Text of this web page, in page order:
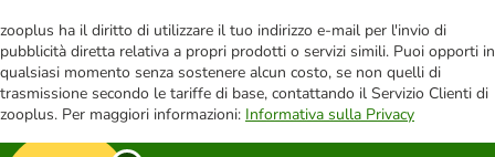
zooplus ha il diritto di utilizzare il tuo indirizzo e-mail per l'invio di
pubblicità diretta relativa a propri prodotti o servizi simili. Puoi opporti in
qualsiasi momento senza sostenere alcun costo, se non quelli di
trasmissione secondo le tariffe di base, contattando il Servizio Clienti di
zooplus. Per maggiori informazioni: Informativa sulla Privacy